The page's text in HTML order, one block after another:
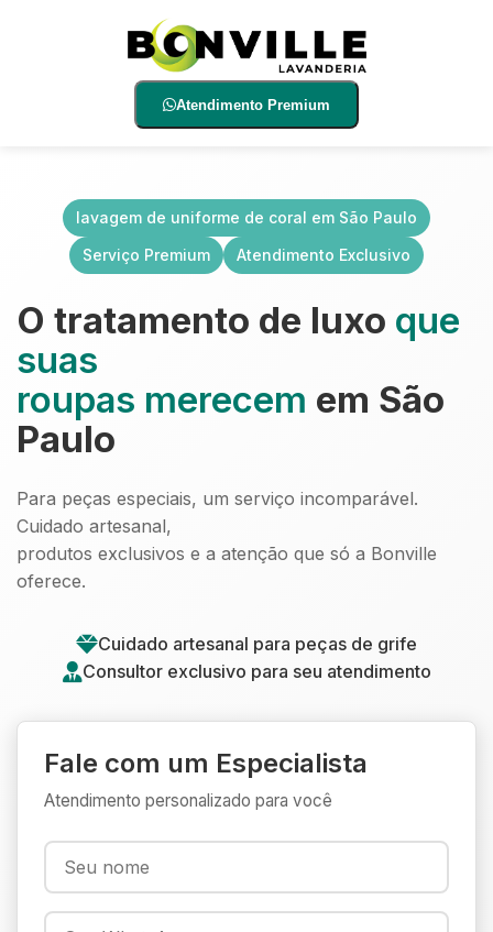
Atendimento Premium
lavagem de uniforme de coral em São Paulo
Serviço Premium
Atendimento Exclusivo
O tratamento de luxo que
suas
roupas merecem em São
Paulo
Para peças especiais, um serviço incomparável.
Cuidado artesanal,
produtos exclusivos e a atenção que só a Bonville
oferece.
Cuidado artesanal para peças de grife
Consultor exclusivo para seu atendimento
Fale com um Especialista
Atendimento personalizado para você